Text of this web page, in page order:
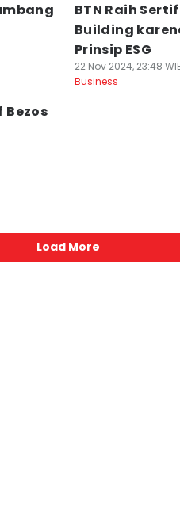
BTN Raih
Building
Prinsip ESG
22 Nov 2024, 23:48
Business
Bezos
Load More